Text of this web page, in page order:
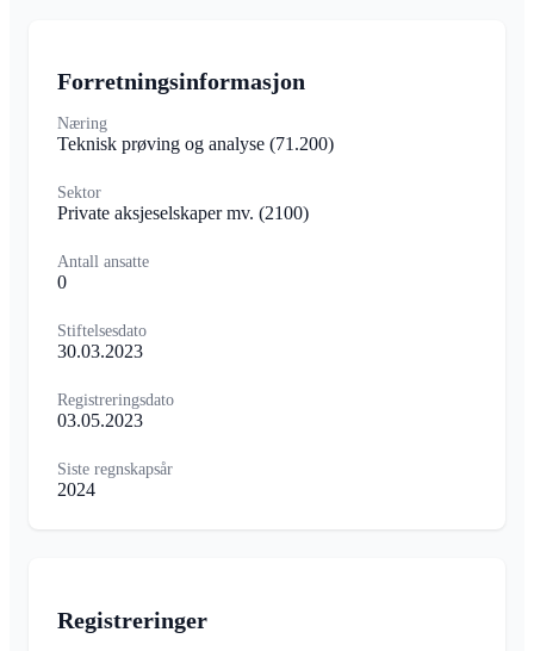
Forretningsinformasjon
Næring
Teknisk prøving og analyse (71.200)
Sektor
Private aksjeselskaper mv. (2100)
Antall ansatte
0
Stiftelsesdato
30.03.2023
Registreringsdato
03.05.2023
Siste regnskapsår
2024
Registreringer